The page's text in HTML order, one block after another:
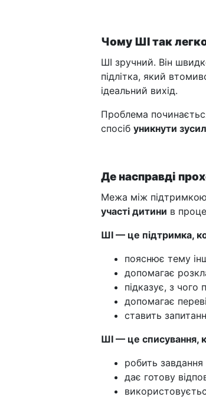
Чому ШІ так
ШІ зручний. Він
підлітка, який
ідеальний вихід.
Проблема
спосібуникнути
Де насправді
Межа між підтримкою
участі дитини в
ШІ — це підтримка,
пояснює тему
допомагає
підказує, з чого
допомагає
ставить
ШІ — це списування,
робить
дає готову